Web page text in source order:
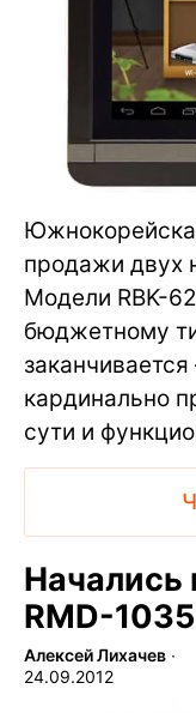
продажи двух
Модели RBK-
бюджетному
кардинально
сути и
Начались
RMD-1035
Алексей Лихачев ∙
24.09.2012